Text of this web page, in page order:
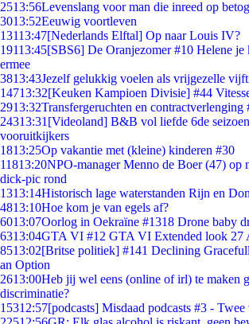
2513:56Levenslang voor man die inreed op
3013:52Eeuwig voortleven
13113:47[Nederlands Elftal] Op naar Louis IV?
19113:45[SBS6] De Oranjezomer #10 Helene je
ermee
3813:43Jezelf gelukkig voelen als vrijgezelle
14713:32[Keuken Kampioen Divisie] #44
2913:32Transfergeruchten en contractverlenging
24313:31 [Videoland] B&B vol liefde 6de
vooruitkijkers
1813:25Op vakantie met (kleine) kinderen #30
11813:20NPO-manager Menno de Boer (47) op
dick-pic rond
1313:14Historisch lage waterstanden Rijn en
4813:10Hoe kom je van egels af?
6013:07Oorlog in Oekraïne #1318 Drone baby
6313:04GTA VI #12 GTA VI Extended look 27
8513:02[Britse politiek] #141 Declining
an Option
2613:00Heb jij wel eens (online of irl) te maken
discriminatie?
15312:57[podcasts] Misdaad podcasts #3 -